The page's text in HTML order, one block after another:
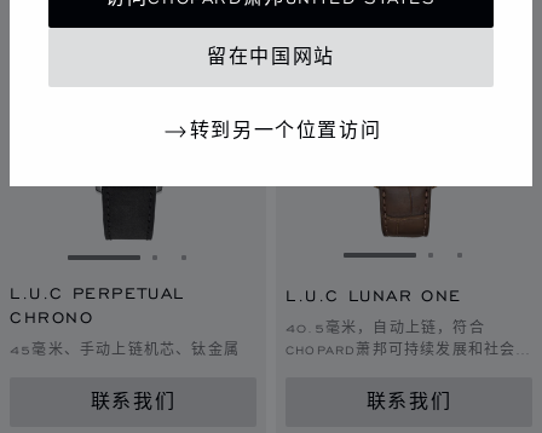
留在中国网站
转到另一个位置访问
转到幻灯片 1转到幻灯片 2
转到幻灯片 3
L.U.C PERPETUAL
CHRONO
45毫米、手动上链机芯、钛金属
联系我们
转到幻灯片 1转到幻灯
转到幻
L.U.C LUNAR ONE
40.5毫米，自动上链，符合
CHOPARD萧邦可持续发展和社会责
联系我们